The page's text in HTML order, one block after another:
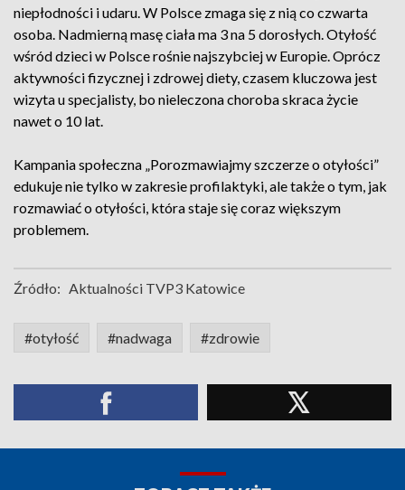
niepłodności i udaru. W Polsce zmaga się z nią co czwarta
osoba. Nadmierną masę ciała ma 3 na 5 dorosłych. Otyłość
wśród dzieci w Polsce rośnie najszybciej w Europie. Oprócz
aktywności fizycznej i zdrowej diety, czasem kluczowa jest
wizyta u specjalisty, bo nieleczona choroba skraca życie
nawet o 10 lat.
Kampania społeczna „Porozmawiajmy szczerze o otyłości”
edukuje nie tylko w zakresie profilaktyki, ale także o tym, jak
rozmawiać o otyłości, która staje się coraz większym
problemem.
Źródło: Aktualności TVP3 Katowice
#otyłość #nadwaga #zdrowie